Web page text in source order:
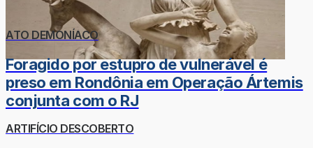
ATO DEMONÍACO
Foragido por estupro de vulnerável é
preso em Rondônia em Operação Ártemis
conjunta com o RJ
ARTIFÍCIO DESCOBERTO